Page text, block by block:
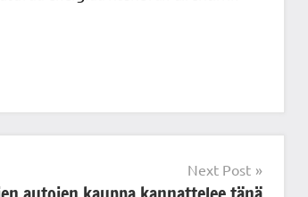
Next Post